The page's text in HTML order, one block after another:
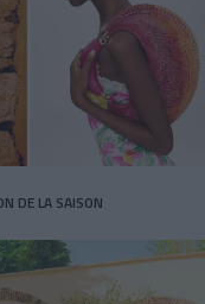
DE LA SAISON